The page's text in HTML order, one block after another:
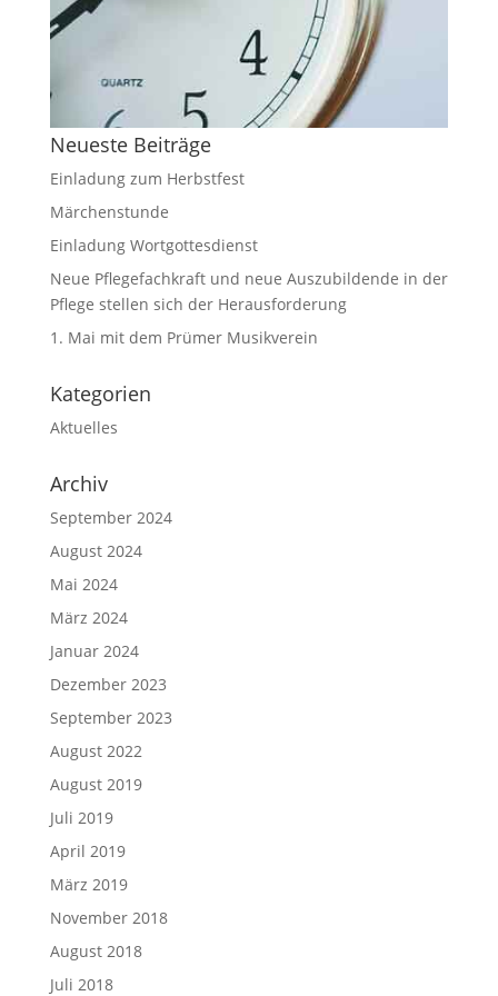
Neueste Beiträge
Einladung zum Herbstfest
Märchenstunde
Einladung Wortgottesdienst
Neue Pflegefachkraft und neue Auszubildende in der
Pflege stellen sich der Herausforderung
1. Mai mit dem Prümer Musikverein
Kategorien
Aktuelles
Archiv
September 2024
August 2024
Mai 2024
März 2024
Januar 2024
Dezember 2023
September 2023
August 2022
August 2019
Juli 2019
April 2019
März 2019
November 2018
August 2018
Juli 2018